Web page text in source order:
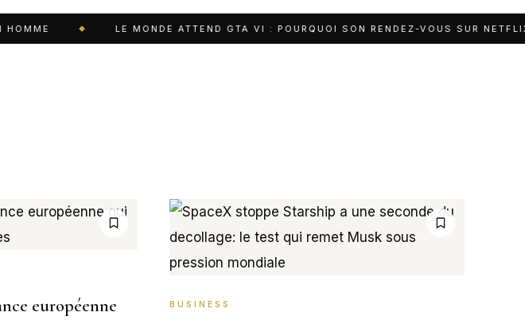
LE MONDE ATTEND GTA VI : POURQUOI SON RENDEZ-VOUS SUR NETFLIX
européenne
BUSINESS